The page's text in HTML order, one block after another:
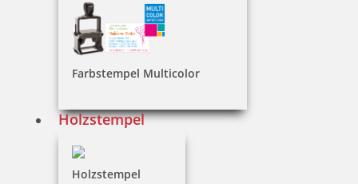
Farbstempel Multicolor
Holzstempel
Holzstempel
Ersatztextplatten Datumstempel
Multicolor-Datumstempel